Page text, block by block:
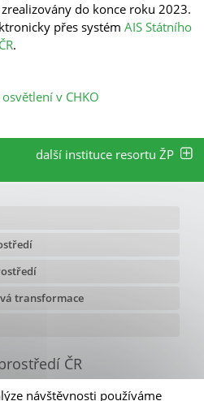
do konce roku 2023.
přes systém AIS Státního
.
v CHKO
další instituce resortu ŽP
transformace
ČR
návštěvnosti používáme